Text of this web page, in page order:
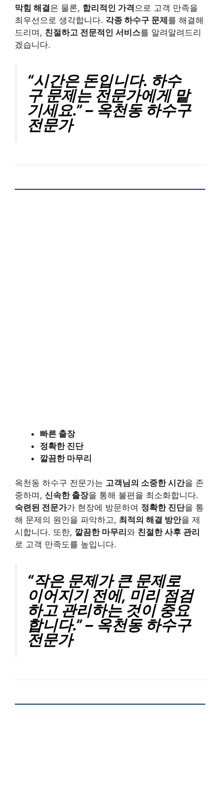
막힘 해결은 물론, 합리적인 가격 으로 고객 만족을
최우선으로 생각합니다. 각종 하수구 문제를 해결해
드리며, 친절하고 전문적인 서비스를 알려알려드리
겠습니다.
“시간은 돈입니다. 하수
구 문제는 전문가에게 맡
기세요.” – 옥천동 하수구
전문가
빠른 출장
정확한 진단
깔끔한 마무리
옥천동 하수구 전문가는 고객님의 소중한 시간을 존
중하며, 신속한 출장을 통해 불편을 최소화합니다.
숙련된 전문가가 현장에 방문하여 정확한 진단을 통
해 문제의 원인을 파악하고, 최적의 해결 방안을 제
시합니다. 또한, 깔끔한 마무리 와 친절한 사후 관리
로 고객 만족도를 높입니다.
“작은 문제가 큰 문제로
이어지기 전에, 미리 점검
하고 관리하는 것이 중요
합니다.” – 옥천동 하수구
전문가